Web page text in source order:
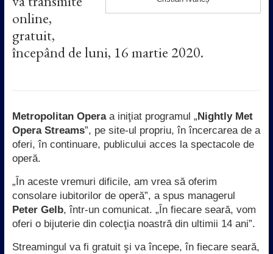
online,
gratuit,
începând de luni, 16 martie 2020.
Metropolitan Operaa iniţiat programul „Nightly Met
Opera Streams”, pe site-ul propriu, în încercarea de a
oferi, în continuare, publicului acces la spectacole de
operă.
„În aceste vremuri dificile, am vrea să oferim
consolare iubitorilor de operă”, a spus managerul
Peter Gelb, într-un comunicat. „În fiecare seară, vom
oferi o bijuterie din colecţia noastră din ultimii 14 ani”.
Streamingul va fi gratuit şi va începe, în fiecare seară,